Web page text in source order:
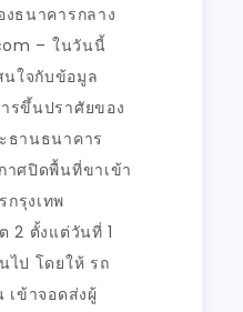
งธนาคารกลาง
– ในวันนี้
นใจกับข้อมูล
รขึ้นปราศัยของ
ธานธนาคาร
าศปิดพื้นที่ขาเข้า
รุงเทพ
2 ตั้งแต่วันที่ 1
ไป โดยให้ รถ
ข้าจอดส่งผู้